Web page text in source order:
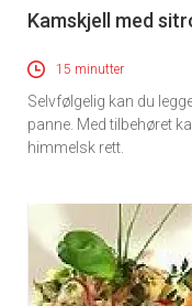
Kamskjell med
15 minutter
Selvfølgelig kan du
panne. Med tilbehøret
himmelsk rett.